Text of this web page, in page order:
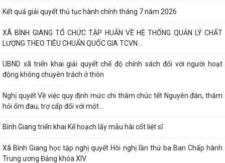
Kết quả giải quyết thủ tục hành chính tháng 7 năm 2026
XÃ BÌNH GIANG TỔ CHỨC TẬP HUẤN VỀ HỆ THỐNG QUẢN LÝ CHẤT
LƯỢNG THEO TIÊU CHUẨN QUỐC GIA TCVN...
UBND xã triển khai giải quyết chế độ chính sách đối với người hoạt
động không chuyên trách ở thôn
Nghị quyết Về việc quy định mức chi thăm chúc tết Nguyên đán, thăm
hỏi ốm đau, trợ cấp đối với một...
Bình Giang triển khai Kế hoạch lấy mẫu hài cốt liệt sĩ
Xã Bình Giang học tập nghị quyết Hôi nghị lần thứ ba Ban Chấp hành
Trung ương Đảng khóa XIV